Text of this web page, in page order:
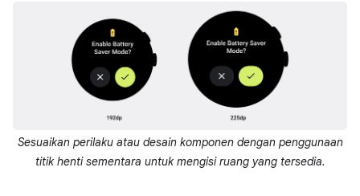
Sesuaikan perilaku atau desain komponen dengan penggunaan
titik henti sementara untuk mengisi ruang yang tersedia.